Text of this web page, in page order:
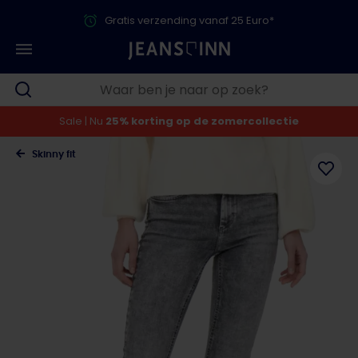
Gratis verzending vanaf 25 Euro*
Sale | Nu 25% korting op de zomercollectie
Skinny fit